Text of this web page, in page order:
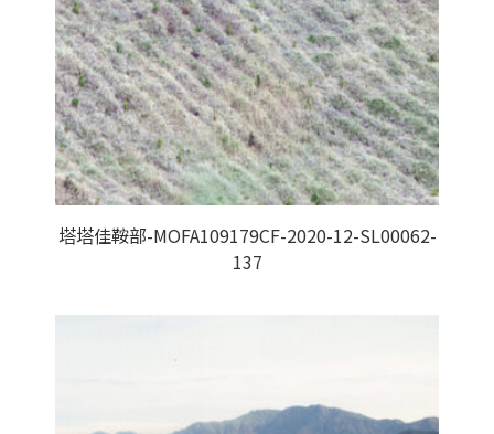
塔塔佳鞍部-MOFA109179CF-2020-12-SL00062-
137